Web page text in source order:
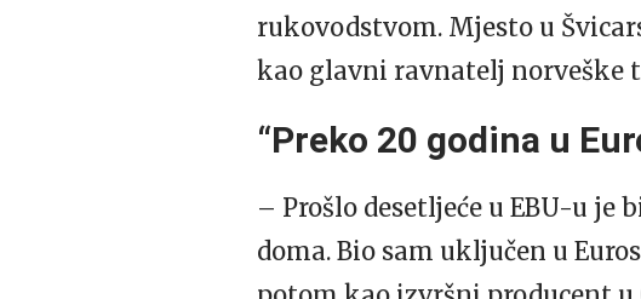
rukovodstvom. Mjesto u
kao glavni ravnatelj norveške
“Preko 20 godina u
– Prošlo desetljeće u EBU-u
doma. Bio sam uključen u